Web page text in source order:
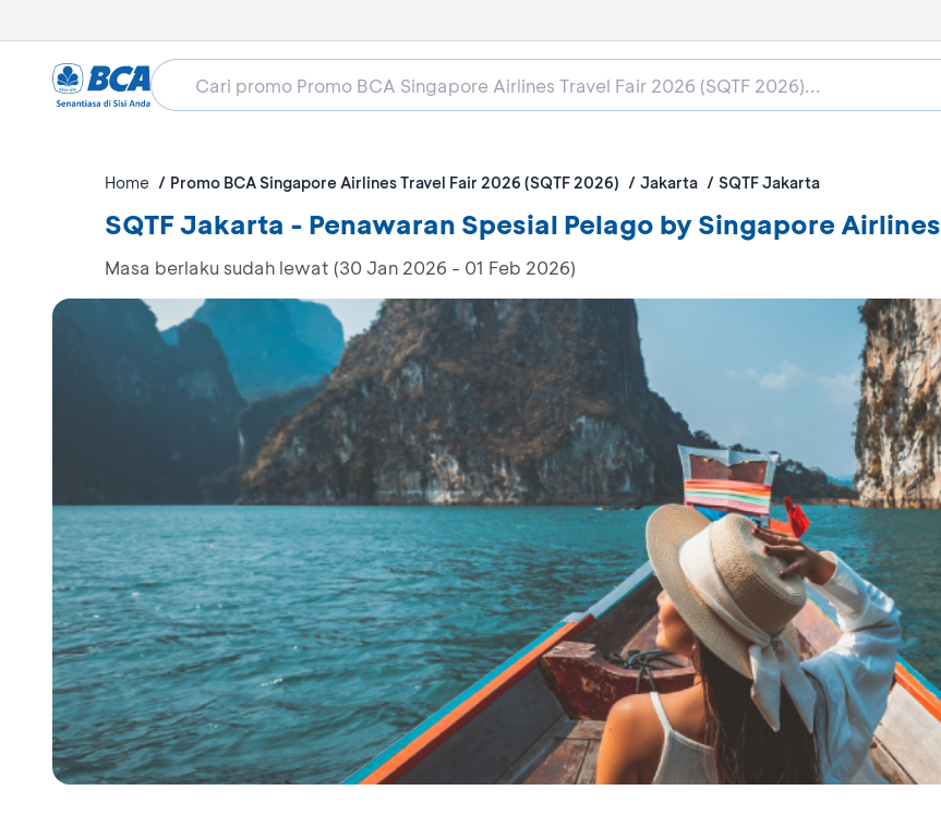
Home Promo BCA Singapore Airlines Travel Fair 2026 (SQTF 2026) Jakarta SQTF Jakarta
SQTF Jakarta - Penawaran Spesial Pelago by Singapore Airlines
Masa berlaku sudah lewat (30 Jan 2026 - 01 Feb 2026)